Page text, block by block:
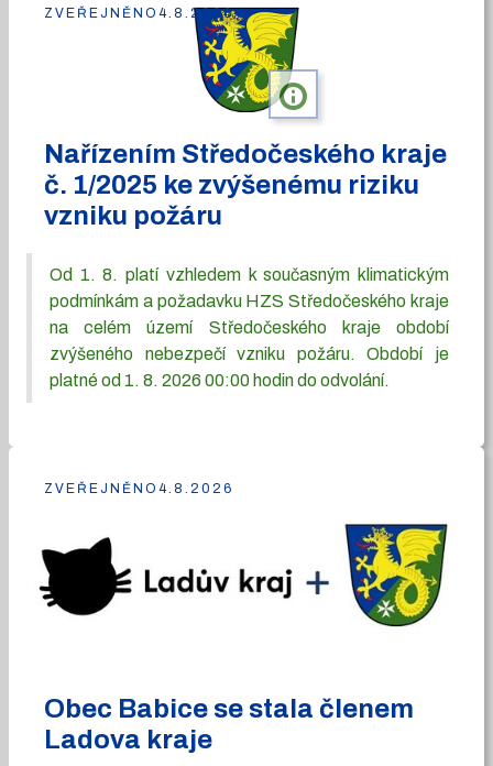
info
Nařízením Středočeského kraje
č. 1/2025 ke zvýšenému riziku
vzniku požáru
Od 1. 8. platí vzhledem k současným klimatickým
podmínkám a požadavku HZS Středočeského kraje
na celém území Středočeského kraje období
zvýšeného nebezpečí vzniku požáru. Období je
platné od 1. 8. 2026 00:00 hodin do odvolání.
ZVEŘEJNĚNO 4.8.2026
Obec Babice se stala členem
Ladova kraje
ZVEŘEJNĚNO 4.8.2026